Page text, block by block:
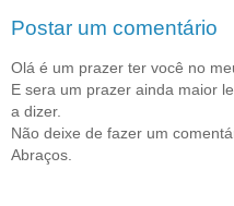
Postar um comentário
Olá é um prazer ter você no
E sera um prazer ainda maior
a dizer.
Não deixe de fazer um
Abraços.